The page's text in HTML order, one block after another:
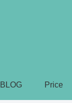
BLOG Price